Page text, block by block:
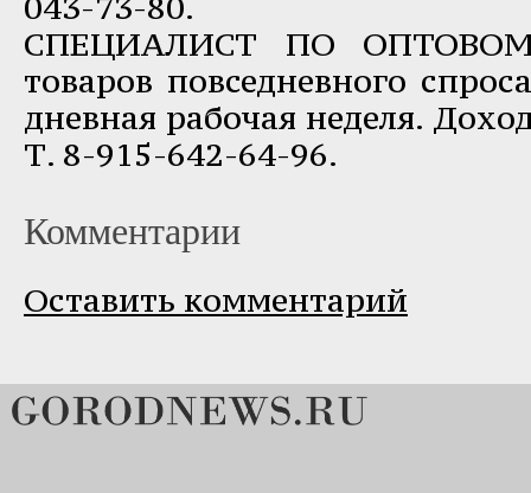
СПЕЦИАЛИСТ ПО
товаров повседневного
дневная рабочая неделя.
Т. 8-915-642-64-96.
Комментарии
Оставить комментарий